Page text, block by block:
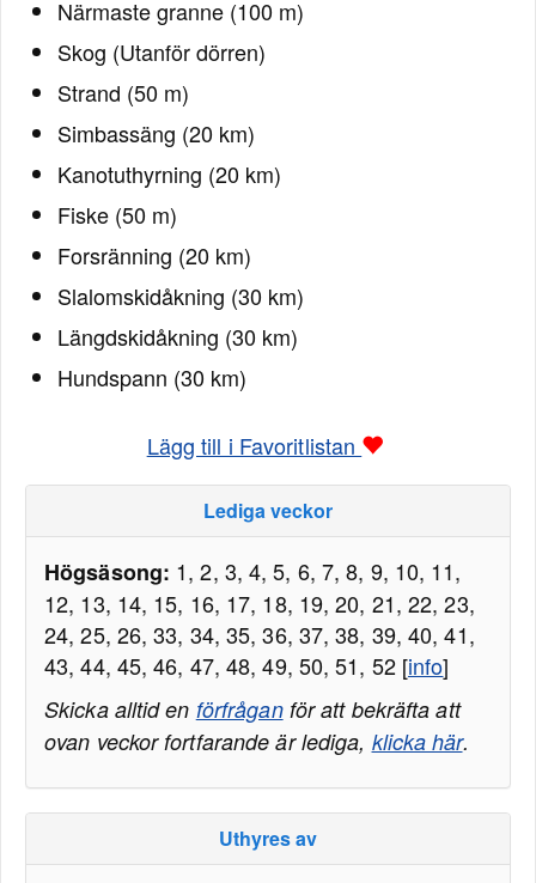
Närmaste granne (100 m)
Skog (Utanför dörren)
Strand (50 m)
Simbassäng (20 km)
Kanotuthyrning (20 km)
Fiske (50 m)
Forsränning (20 km)
Slalomskidåkning (30 km)
Längdskidåkning (30 km)
Hundspann (30 km)
Lägg till i Favoritlistan
Lediga veckor
Högsäsong: 1, 2, 3, 4, 5, 6, 7, 8, 9, 10, 11,
12, 13, 14, 15, 16, 17, 18, 19, 20, 21, 22, 23,
24, 25, 26, 33, 34, 35, 36, 37, 38, 39, 40, 41,
43, 44, 45, 46, 47, 48, 49, 50, 51, 52 [info]
Skicka alltid en förfråganför att bekräfta att
ovan veckor fortfarande är lediga, klicka här.
Uthyres av